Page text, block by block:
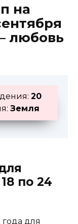
на
любовь
20
Земля
по 24
года для